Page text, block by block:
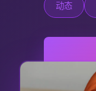
动态